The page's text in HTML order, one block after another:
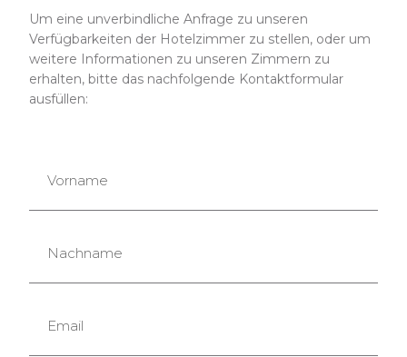
Um eine unverbindliche Anfrage zu unseren
Verfügbarkeiten der Hotelzimmer zu stellen, oder um
weitere Informationen zu unseren Zimmern zu
erhalten, bitte das nachfolgende Kontaktformular
ausfüllen: